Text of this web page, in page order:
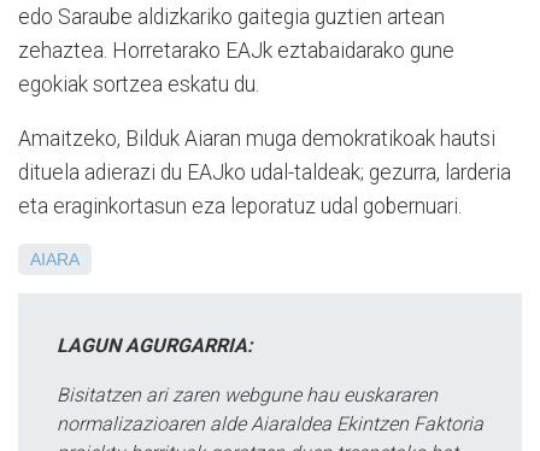
edo Saraube aldizkariko gaitegia guztien artean
zehaztea. Horretarako EAJk eztabaidarako gune
egokiak sortzea eskatu du.
Amaitzeko, Bilduk Aiaran muga demokratikoak hautsi
dituela adierazi du EAJko udal-taldeak; gezurra, larderia
eta eraginkortasun eza leporatuz udal gobernuari.
AIARA
LAGUN AGURGARRIA:
Bisitatzen ari zaren webgune hau euskararen
normalizazioaren alde Aiaraldea Ekintzen Faktoria